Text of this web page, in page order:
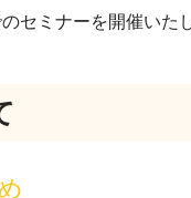
セミナーを開催いた